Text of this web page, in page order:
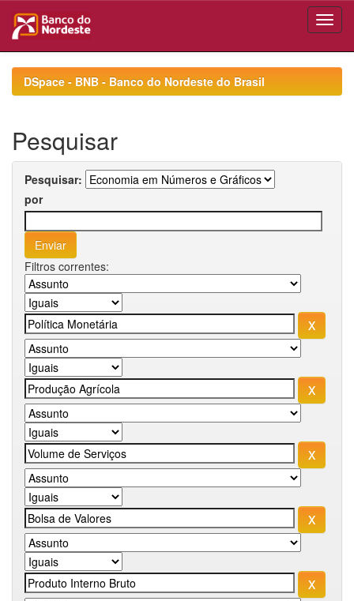
navigationDSpace - BNB - Banco do Nordeste do Brasil
Pesquisar
Pesquisar:
por
Filtros correntes: